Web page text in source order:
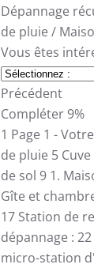
Dépannage
de pluie /
Vous êtes
Précédent
Compléter 9%
1 Page 1 -
de pluie 5
de sol 9 1.
Gîte et
17 Station de
dépannage : 22
micro-station